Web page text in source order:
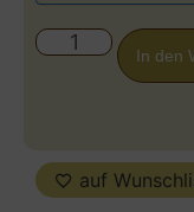
In den
auf